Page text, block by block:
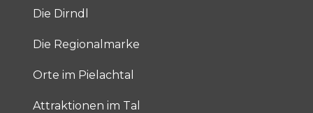
Die Dirndl
Die Regionalmarke
Orte im Pielachtal
Attraktionen im Tal